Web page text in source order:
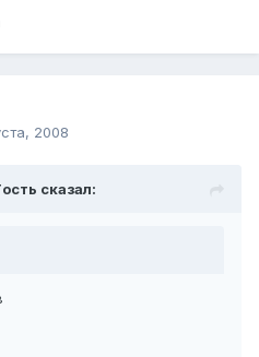
2008
сказал: